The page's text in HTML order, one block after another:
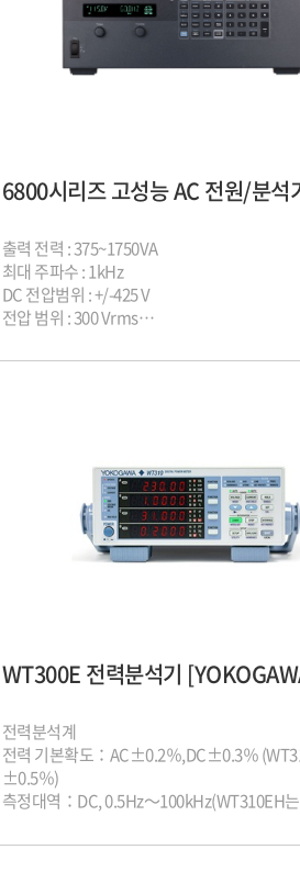
출력 전력 : 375~1750VA
최대 주파수 : 1kHz
DC 전압범위 : +/-425 V
전압 범위 : 300 Vrms
전력분석계
전력 기본확도：AC±0.2％,DC±0.3％
±0.5％)
측정대역：DC, 0.5Hz～100kHz(WT310EH는
샘플링 속도 : 100ms